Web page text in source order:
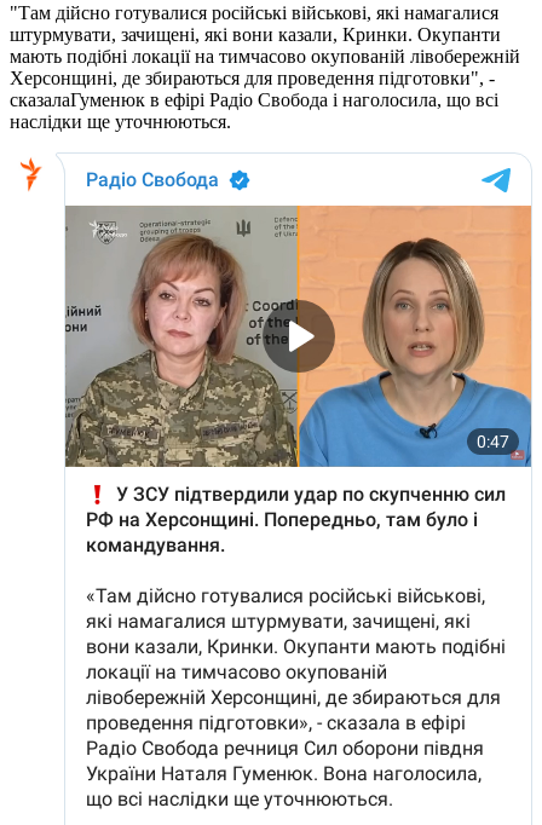
"Там дійсно готувалися російські військові, які намагалися
штурмувати, зачищені, які вони казали, Кринки. Окупанти
мають подібні локації на тимчасово окупованій лівобережній
Херсонщині, де збираються для проведення підготовки", -
сказалаГуменюк в ефірі Радіо Свобода і наголосила, що всі
наслідки ще уточнюються.